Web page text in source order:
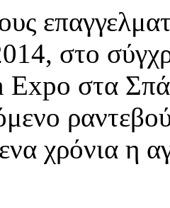
στο
στα
χρόνια η